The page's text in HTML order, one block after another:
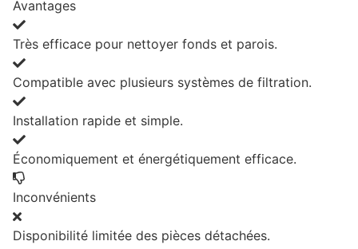
Avantages
Très efficace pour nettoyer fonds et parois.
Compatible avec plusieurs systèmes de filtration.
Installation rapide et simple.
Économiquement et énergétiquement efficace.
Inconvénients
Disponibilité limitée des pièces détachées.